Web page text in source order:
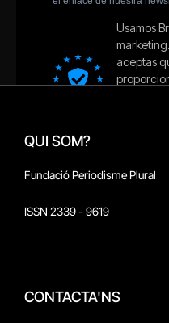
QUI SOM?
Fundació Periodisme Plural
ISSN 2339 - 9619
CONTACTA'NS